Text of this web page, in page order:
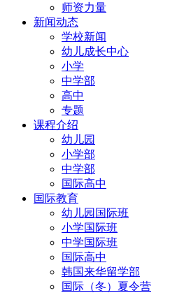
师资力量
新闻动态
学校新闻
幼儿成长中心
小学
中学部
高中
专题
课程介绍
幼儿园
小学部
中学部
国际高中
国际教育
幼儿园国际班
小学国际班
中学国际班
国际高中
韩国来华留学部
国际（冬）夏令营